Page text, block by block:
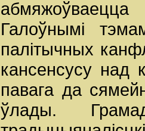
Галоўнымі
палітычных
кансенсусу над
павага да
ўлады.